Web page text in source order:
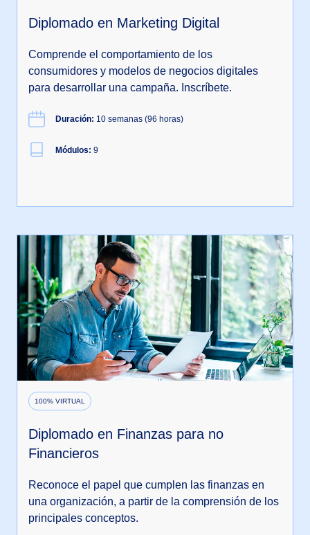
Diplomado en Marketing Digital
Comprende el comportamiento de los
consumidores y modelos de negocios digitales
para desarrollar una campaña. Inscríbete.
Duración: 10 semanas (96 horas)
Módulos: 9
100% VIRTUAL
Diplomado en Finanzas para no
Financieros
Reconoce el papel que cumplen las finanzas en
una organización, a partir de la comprensión de los
principales conceptos.